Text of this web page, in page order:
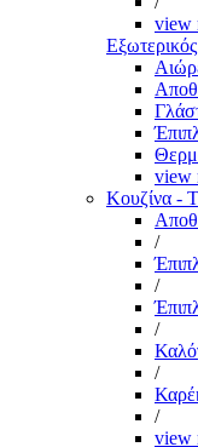
view
view
Κουζίνα -
/
/
/
/
/
view